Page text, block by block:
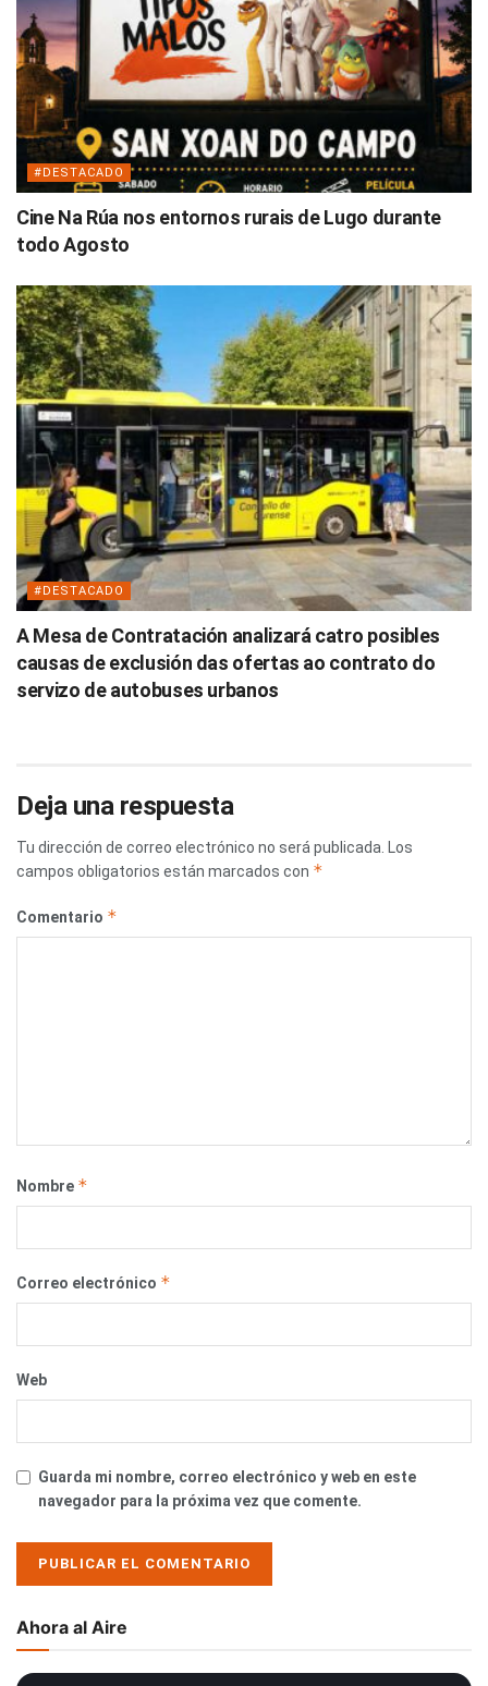
#DESTACADO
Cine Na Rúa nos entornos rurais de Lugo durante
todo Agosto
#DESTACADO
A Mesa de Contratación analizará catro posibles
causas de exclusión das ofertas ao contrato do
servizo de autobuses urbanos
Deja una respuesta
Tu dirección de correo electrónico no será publicada.
Los
campos obligatorios están marcados con *
Comentario *
Nombre *
Correo electrónico *
Web
Guarda mi nombre, correo electrónico y web en este
navegador para la próxima vez que comente.
Ahora al Aire